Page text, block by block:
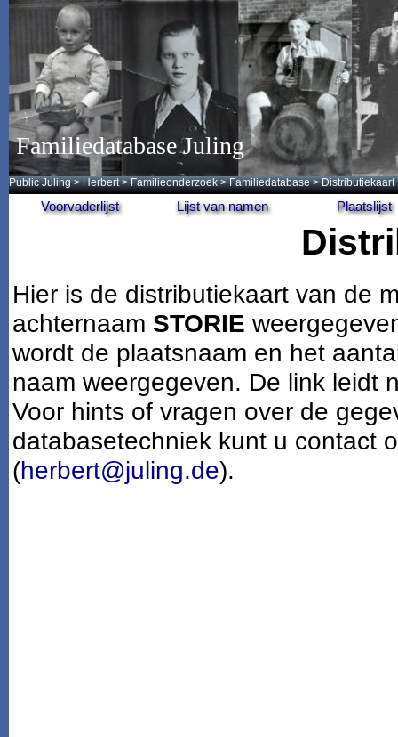
Familiedatabase Juling
Public Juling >Herbert >Familieonderzoek >Familiedatabase > Distributiekaart
Voorvaderlijst Lijst van namen Plaatslijst
Hier is de distributiekaart van de
achternaam STORIE
wordt de plaatsnaam en het
naam weergegeven. De link leidt
Voor hints of vragen over de
databasetechniek kunt u contact
(herbert@juling.de).